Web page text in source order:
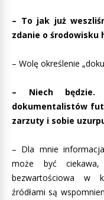
– To jak już
zdanie o
– Wolę określenie
– Niech
dokumentalistów
zarzuty i sobie
– Dla mnie
może być
bezwartościowa w
źródłami są